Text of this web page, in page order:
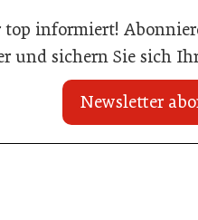
top informiert!
und sichern Sie sich
Newsletter